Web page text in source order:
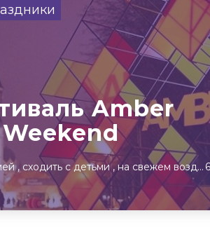
Сегодня
Событиям
Детям Выставки
Amber
Weekend
сходить с детьми на свежем воздухе